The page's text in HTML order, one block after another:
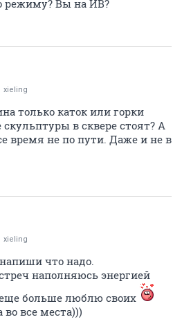
режиму? Вы на ИВ?
xieling
только каток или горки
в сквере стоят? А
время не по пути. Даже и не в
xieling
что надо.
наполняюсь энергией
больше люблю своих
все места)))